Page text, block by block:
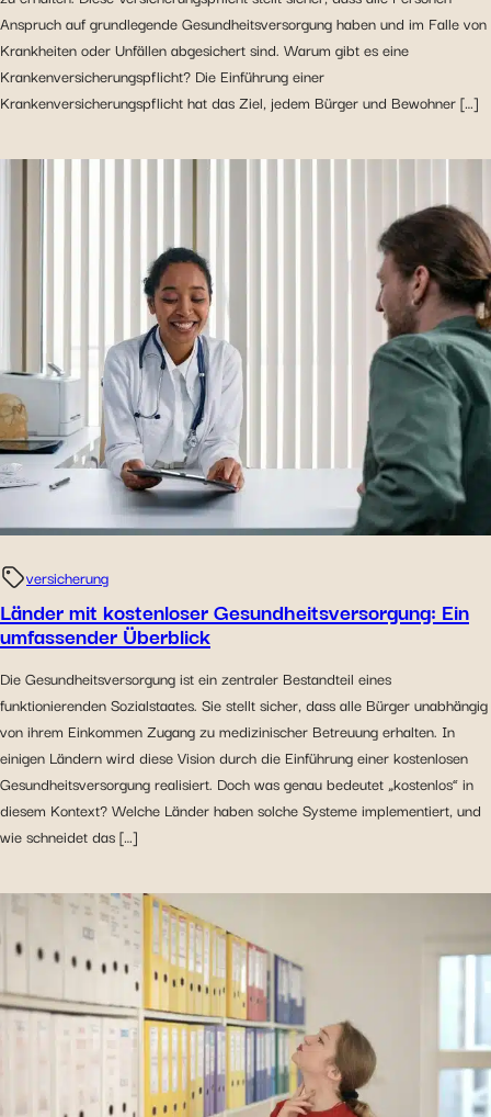
Anspruch auf grundlegende Gesundheitsversorgung haben und im Falle von
Krankheiten oder Unfällen abgesichert sind. Warum gibt es eine
Krankenversicherungspflicht? Die Einführung einer
Krankenversicherungspflicht hat das Ziel, jedem Bürger und Bewohner […]
versicherung
Länder mit kostenloser Gesundheitsversorgung: Ein
umfassender Überblick
Die Gesundheitsversorgung ist ein zentraler Bestandteil eines
funktionierenden Sozialstaates. Sie stellt sicher, dass alle Bürger unabhängig
von ihrem Einkommen Zugang zu medizinischer Betreuung erhalten. In
einigen Ländern wird diese Vision durch die Einführung einer kostenlosen
Gesundheitsversorgung realisiert. Doch was genau bedeutet „kostenlos“ in
diesem Kontext? Welche Länder haben solche Systeme implementiert, und
wie schneidet das […]